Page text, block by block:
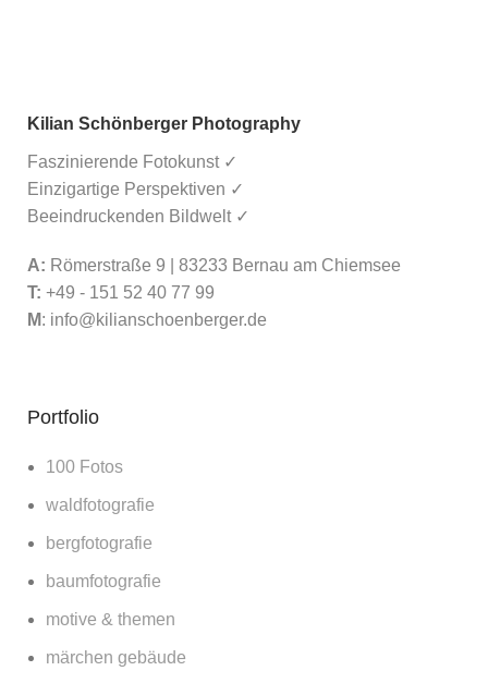
Kilian Schönberger Photography
Faszinierende Fotokunst ✓
Einzigartige Perspektiven ✓
Beeindruckenden Bildwelt ✓
A: Römerstraße 9 | 83233 Bernau am Chiemsee
T: +49 - 151 52 40 77 99
M: info@kilianschoenberger.de
Portfolio
100 Fotos
waldfotografie
bergfotografie
baumfotografie
motive & themen
märchen gebäude